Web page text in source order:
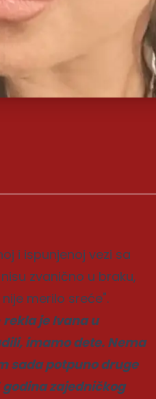
i ispunjenoj vezi sa
zvanično u braku,
merilo sreće".
je Ivana u
imamo dete. Nema
sada potpuno druge
godina zajedničkog